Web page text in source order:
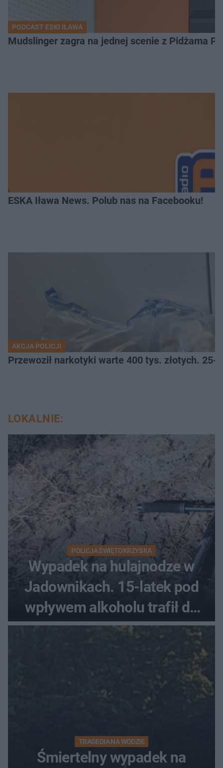
PODCAST ESKI IŁAWA
Mudslinger zagra na jednej scenie z Pidżama
ESKA Iława News. Polub nas na Facebooku!
AKCJA POLICJI
Przewoził narkotyki warte 400 tys. złotych.
LOKALNIE:
POLICJA ŚWIĘTOKRZYSKA
Wypadek na hulajnodze w
Jadownikach. 15-latek pod
wpływem alkoholu trafił do
szpitala
TRAGEDIA NA WODZIE
Śmiertelny wypadek na